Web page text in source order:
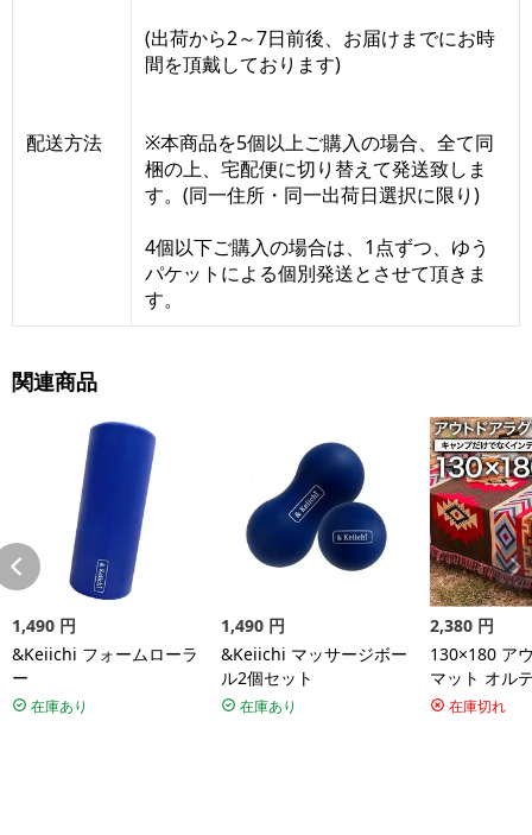
配送方法
(出荷から2～7日前後、お届けまでにお時
間を頂戴しております)
※本商品を5個以上ご購入の場合、全て同
梱の上、宅配便に切り替えて発送致しま
す。(同一住所・同一出荷日選択に限り)
4個以下ご購入の場合は、1点ずつ、ゆう
パケットによる個別発送とさせて頂きま
す。
関連商品
1,490 円
&Keiichi フォームローラ
ー
在庫あり
1,490 円
&Keiichi マッサージボー
ル2個セット
在庫あり
2,380 円
130×180 ア
マット オル
リア アメリ
在庫切れ